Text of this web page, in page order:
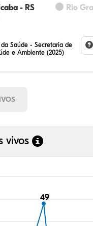
- RS
Rio
Saúde - Secretaria de
e Ambiente (2025)
vivos
49
49